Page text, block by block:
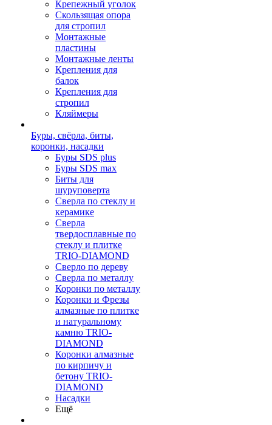
Крепежный уголок
Скользящая опора
для стропил
Монтажные
пластины
Монтажные ленты
Крепления для
балок
Крепления для
стропил
Кляймеры
Буры, свёрла, биты,
коронки, насадки
Буры SDS plus
Буры SDS max
Биты для
шуруповерта
Сверла по стеклу и
керамике
Сверла
твердосплавные по
стеклу и плитке
TRIO-DIAMOND
Сверло по дереву
Сверла по металлу
Коронки по металлу
Коронки и Фрезы
алмазные по плитке
и натуральному
камню TRIO-
DIAMOND
Коронки алмазные
по кирпичу и
бетону TRIO-
DIAMOND
Насадки
Ещё